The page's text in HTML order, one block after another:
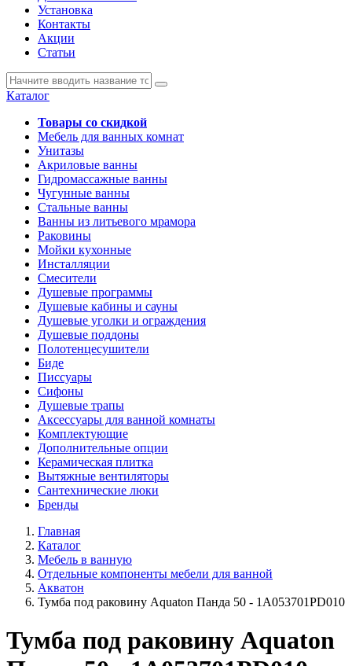
Установка
Контакты
Акции
Статьи
Каталог
Товары со скидкой
Мебель для ванных комнат
Унитазы
Акриловые ванны
Гидромассажные ванны
Чугунные ванны
Стальные ванны
Ванны из литьевого мрамора
Раковины
Мойки кухонные
Инсталляции
Смесители
Душевые программы
Душевые кабины и сауны
Душевые уголки и ограждения
Душевые поддоны
Полотенцесушители
Биде
Писсуары
Сифоны
Душевые трапы
Аксессуары для ванной комнаты
Комплектующие
Дополнительные опции
Керамическая плитка
Вытяжные вентиляторы
Сантехнические люки
Бренды
Главная
Каталог
Мебель в ванную
Отдельные компоненты мебели для ванной
Акватон
Тумба под раковину Aquaton Панда 50 - 1A053701PD010
Тумба под раковину Aquaton